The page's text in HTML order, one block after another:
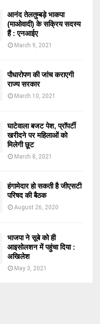
आनंद तेलतुम्बड़े भाकपा
(माओवादी) के सक्रिय सदस्य
हैं : एनआईए
March 9, 2021
पौधारोपण की जांच कराएगी
राज्य सरकार
March 10, 2021
घाटेवाला बजट पेश, प्रॉपर्टी
खरीदने पर महिलाओं को
मिलेगी छूट
March 8, 2021
हंगामेदार हो सकती है जीएसटी
परिषद की बैठक
August 26, 2020
भाजपा ने सूबे को ही
आइसोलशन में पहुंचा दिया :
अखिलेश
May 3, 2021